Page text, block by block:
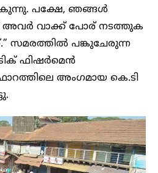
പക്ഷേ, ഞങ്ങൾ
അവർ വാക്ക് പോര് നടത്തുക
സമരത്തിൽ പങ്കുചേരുന്ന
ഫിഷർമെൻ
അംഗമായ കെ.ടി